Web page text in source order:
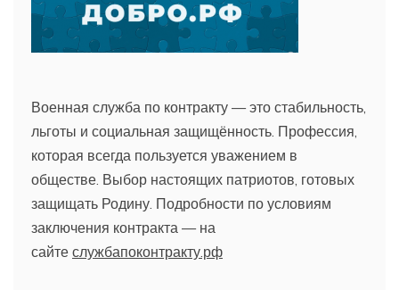
Военная служба по контракту — это стабильность,
льготы и социальная защищённость. Профессия,
которая всегда пользуется уважением в
обществе. Выбор настоящих патриотов, готовых
защищать Родину. Подробности по условиям
заключения контракта — на
сайте службапоконтракту.рф